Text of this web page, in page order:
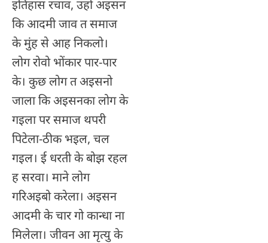
इतिहास रचाव, उहो अइसन
कि आदमी जाव त समाज
के मुंह से आह निकलो।
लोग रोवो भोंकार पार-पार
के। कुछ लोग त अइसनो
जाला कि अइसनका लोग के
गइला पर समाज थपरी
पिटेला-ठीक भइल, चल
गइल। ई धरती के बोझ रहल
ह सरवा। माने लोग
गरिअइबो करेला। अइसन
आदमी के चार गो कान्धा ना
मिलेला। जीवन आ मृत्यु के